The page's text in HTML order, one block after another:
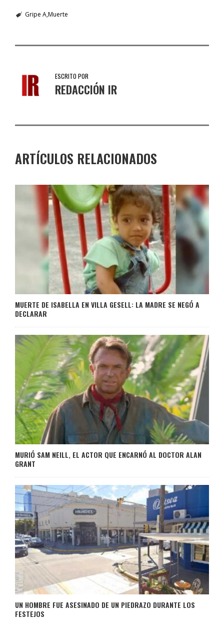
Gripe AMuerte
ESCRITO POR
REDACCIÓN IR
ARTÍCULOS RELACIONADOS
MUERTE DE ISABELLA EN VILLA GESELL: LA MADRE SE NEGÓ A
DECLARAR
MURIÓ SAM NEILL, EL ACTOR QUE ENCARNÓ AL DOCTOR ALAN
GRANT
UN HOMBRE FUE ASESINADO DE UN PIEDRAZO DURANTE LOS
FESTEJOS